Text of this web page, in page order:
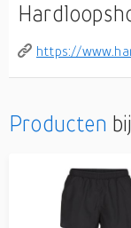
https://
Producten